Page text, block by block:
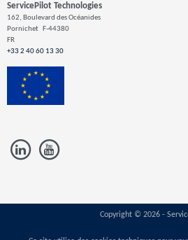
ServicePilot Technologies
162, Boulevard des Océanides
Pornichet
F-44380
FR
+33 2 40 60 13 30
Copyright © 2026 -